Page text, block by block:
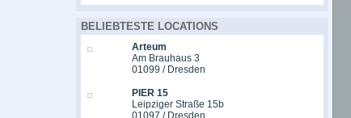
BELIEBTESTE LOCATIONS
Arteum
Am Brauhaus 3
01099 / Dresden
PIER 15
Leipziger Straße 15b
01097 / Dresden